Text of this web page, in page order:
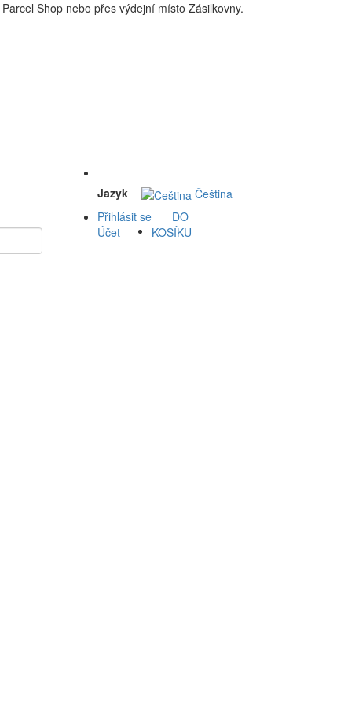
doprava zdarma. Nakupdomu.cz
Shop nebo přes výdejní místo Zásilkovny.
Jazyk
Čeština
Přihlásit se
Účet
DO
KOŠÍKU